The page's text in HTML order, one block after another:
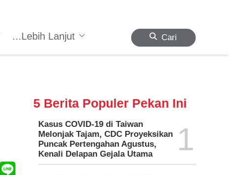
...Lebih Lanjut Cari
5 Berita Populer Pekan Ini
Kasus COVID-19 di Taiwan
Melonjak Tajam, CDC Proyeksikan
Puncak Pertengahan Agustus,
Kenali Delapan Gejala Utama
1